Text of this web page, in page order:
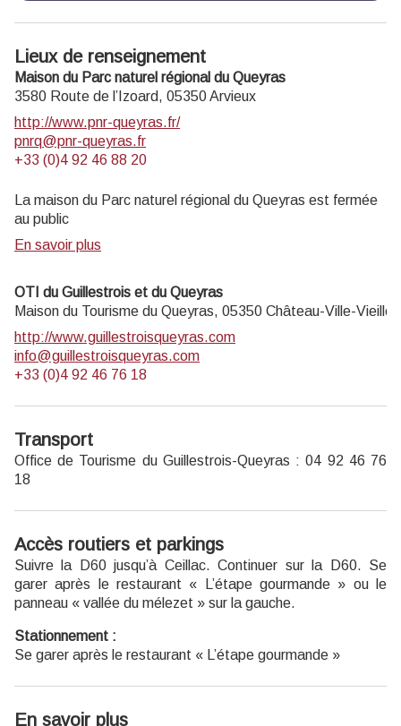
Lieux de renseignement
Maison du Parc naturel régional du Queyras
3580 Route de l’Izoard, 05350Arvieux
http://www.pnr-queyras.fr/
pnrq@pnr-queyras.fr
+33 (0)4 92 46 88 20
La maison du Parc naturel régional du Queyras est fermée
au public
En savoir plus
OTI du Guillestrois et du Queyras
Maison du Tourisme du Queyras, 05350 Château-Ville-Vieille
http://www.guillestroisqueyras.com
info@guillestroisqueyras.com
+33 (0)4 92 46 76 18
Transport
Office de Tourisme du Guillestrois-Queyras : 04 92 46 76
18
Accès routiers et parkings
Suivre la D60 jusqu’à Ceillac. Continuer sur la D60. Se
garer après le restaurant « L’étape gourmande » ou le
panneau « vallée du mélezet » sur la gauche.
Stationnement :
Se garer après le restaurant « L’étape gourmande »
En savoir plus